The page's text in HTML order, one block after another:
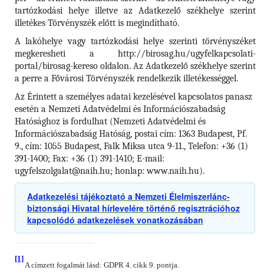
tartózkodási helye illetve az Adatkezelő székhelye szerint
illetékes Törvényszék előtt is megindítható.
A lakóhelye vagy tartózkodási helye szerinti törvényszéket
megkeresheti a http://birosag.hu/ugyfelkapcsolati-
portal/birosag-kereso oldalon. Az Adatkezelő székhelye szerint
a perre a Fővárosi Törvényszék rendelkezik illetékességgel.
Az Érintett a személyes adatai kezelésével kapcsolatos panasz
esetén a Nemzeti Adatvédelmi és Információszabadság
Hatósághoz is fordulhat (Nemzeti Adatvédelmi és
Információszabadság Hatóság, postai cím: 1363 Budapest, Pf.
9., cím: 1055 Budapest, Falk Miksa utca 9-11., Telefon: +36 (1)
391-1400; Fax: +36 (1) 391-1410; E-mail:
ugyfelszolgalat@naih.hu; honlap: www.naih.hu).
Adatkezelési tájékoztató a Nemzeti Élelmiszerlánc-
biztonsági Hivatal hírlevelére történő regisztrációhoz
kapcsolódó adatkezelések vonatkozásában
[1]
A címzett fogalmát lásd: GDPR 4. cikk 9. pontja.